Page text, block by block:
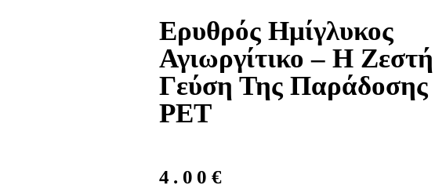
Ερυθρός Ημίγλυκος
Αγιωργίτικο – Η Ζεστή
Γεύση Της Παράδοσης
PET
4.00 €